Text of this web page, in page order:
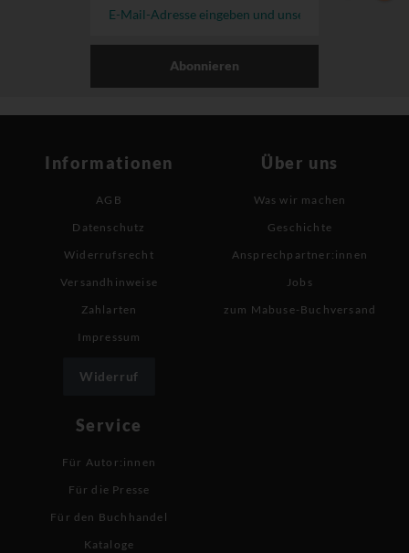
Abonnieren
Informationen
AGB
Datenschutz
Widerrufsrecht
Versandhinweise
Zahlarten
Impressum
Widerruf
Über uns
Was wir machen
Geschichte
Ansprechpartner:innen
Jobs
zum Mabuse-Buchversand
Service
Für Autor:innen
Für die Presse
Für den Buchhandel
Kataloge